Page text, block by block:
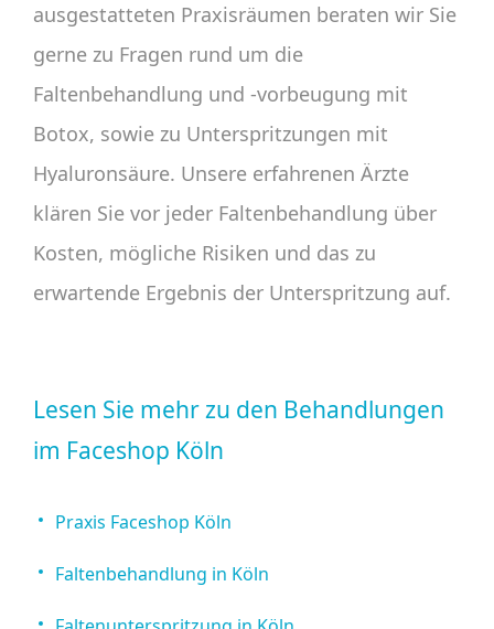
ausgestatteten Praxisräumen beraten wir Sie
gerne zu Fragen rund um die
Faltenbehandlung und -vorbeugung mit
Botox, sowie zu Unterspritzungen mit
Hyaluronsäure. Unsere erfahrenen Ärzte
klären Sie vor jeder Faltenbehandlung über
Kosten, mögliche Risiken und das zu
erwartende Ergebnis der Unterspritzung auf.
Lesen Sie mehr zu den Behandlungen
im Faceshop Köln
Praxis Faceshop Köln
Faltenbehandlung in Köln